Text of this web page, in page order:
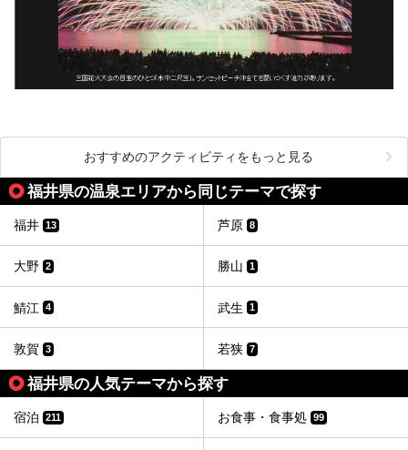
おすすめのアクティビティをもっと見る
福井県の温泉エリアから同じテーマで探す
福井 13 芦原 8
大野 2 勝山 1
鯖江 4 武生 1
敦賀 3 若狭 7
福井県の人気テーマから探す
宿泊 211 お食事・食事処 99